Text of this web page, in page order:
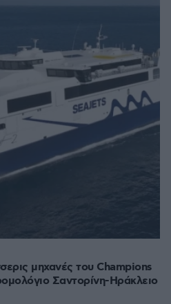
μηχανές του Champions
Σαντορίνη-Ηράκλειο